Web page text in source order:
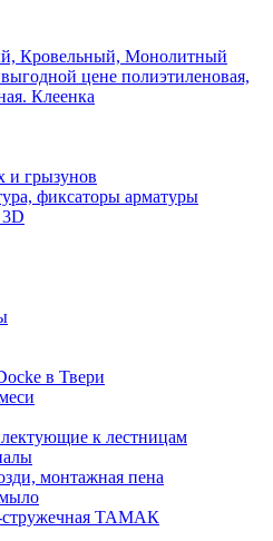
Кровельный, Монолитный
цене полиэтиленовая,
Клеенка
и грызунов
фиксаторы арматуры
3D
в Твери
к лестницам
монтажная пена
ТАМАК